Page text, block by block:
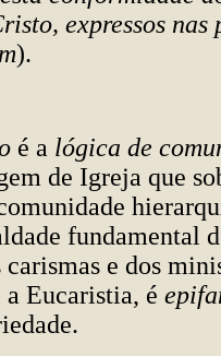
expressos nas
).
é a lógica de
de Igreja que
fundamental
carismas e dos
Eucaristia, é